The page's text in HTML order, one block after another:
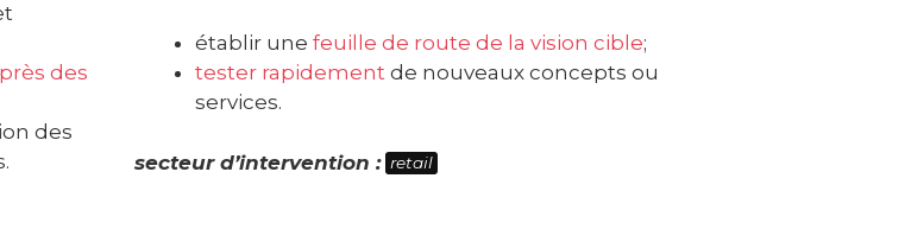
des
des
établir unefeuille de route de la vision cible;
tester rapidement de nouveaux concepts ou
services.
secteur d’intervention : retail